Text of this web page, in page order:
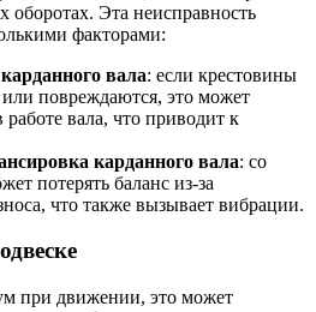
оборотах. Эта неисправность
факторами:
вала: если крестовины
повреждаются, это может
работе вала, что приводит к
карданного вала: со
потерять баланс из-за
что также вызывает вибрации.
при движении, это может